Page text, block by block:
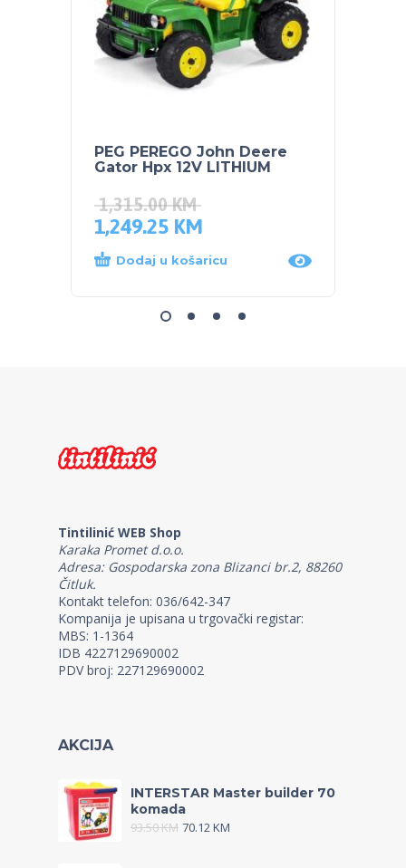
PEG PEREGO John Deere
Gator Hpx 12V LITHIUM
1,315.00KM
1,249.25 KM
Dodaj u košaricu
Tintilinić WEB Shop
Karaka Promet d.o.o.
Adresa: Gospodarska zona Blizanci br.2, 88260
Čitluk.
Kontakt telefon: 036/642-347
Kompanija je upisana u trgovački registar:
MBS: 1-1364
IDB 4227129690002
PDV broj: 227129690002
AKCIJA
INTERSTAR Master builder 70
komada
93.50KM 70.12KM